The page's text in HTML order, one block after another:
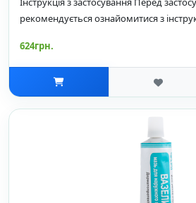
рекомендується ознайомитися з
624грн.